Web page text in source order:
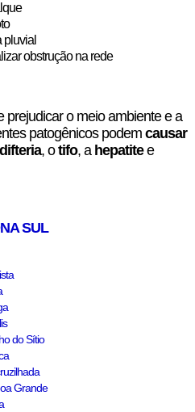
pluvial
obstrução na rede
prejudicar o meio ambiente e a
patogênicos podem causar
difteria, otifo, a hepatitee
SUL
do Sítio
Grande